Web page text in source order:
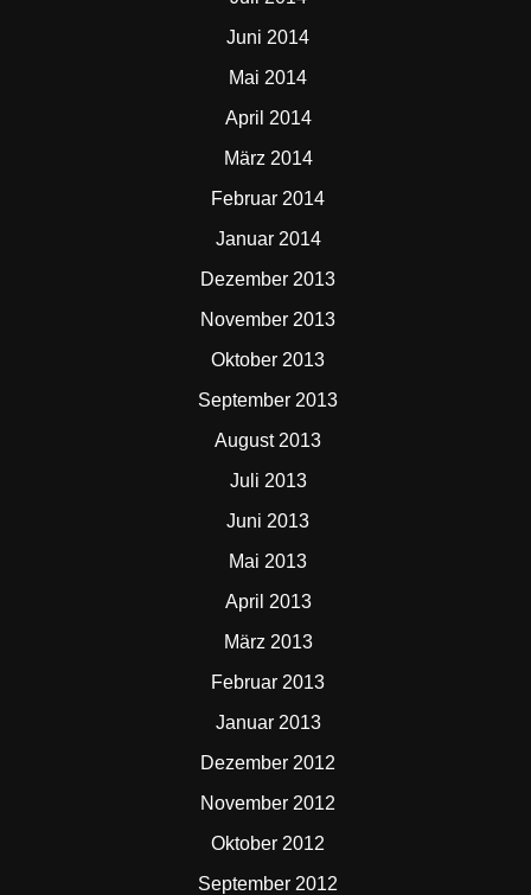
Juni 2014
Mai 2014
April 2014
März 2014
Februar 2014
Januar 2014
Dezember 2013
November 2013
Oktober 2013
September 2013
August 2013
Juli 2013
Juni 2013
Mai 2013
April 2013
März 2013
Februar 2013
Januar 2013
Dezember 2012
November 2012
Oktober 2012
September 2012